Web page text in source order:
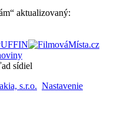
aktualizovaný:
sídiel
s.r.o. Nastavenie